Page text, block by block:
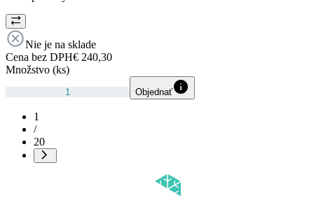
Nie je na sklade
Cena bez DPH€ 240,30
Množstvo (ks)
Objednať
1
/
20